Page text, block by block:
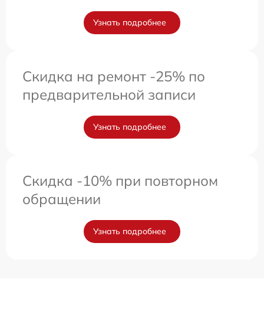
Узнать подробнее
Скидка на ремонт -25% по
предварительной записи
Узнать подробнее
Скидка -10% при повторном
обращении
Узнать подробнее